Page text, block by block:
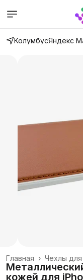
КолумбусЯндекс
Чехлы для
Главная ›
кожей для